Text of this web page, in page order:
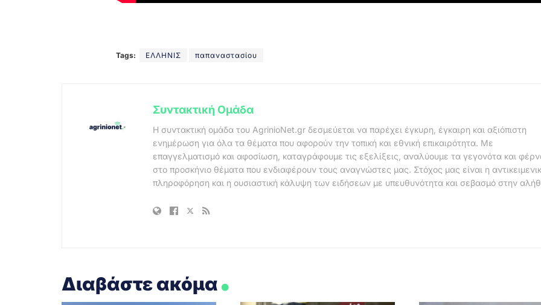
Tags: ΕΛΛΗΝΙΣ παπαναστασίου
Συντακτική Ομάδα
Η συντακτική ομάδα του AgrinioNet.gr δεσμεύεται να παρέχει έγκυρη, έγκαιρη και αξιόπιστη
ενημέρωση για όλα τα θέματα που αφορούν την τοπική και εθνική επικαιρότητα. Με
επαγγελματισμό και αφοσίωση, καταγράφουμε τις εξελίξεις, αναλύουμε τα γεγονότα και
στο προσκήνιο θέματα που ενδιαφέρουν τους αναγνώστες μας. Στόχος μας είναι η
πληροφόρηση και η ουσιαστική κάλυψη των ειδήσεων με υπευθυνότητα και σεβασμό στην
Διαβάστε ακόμα.